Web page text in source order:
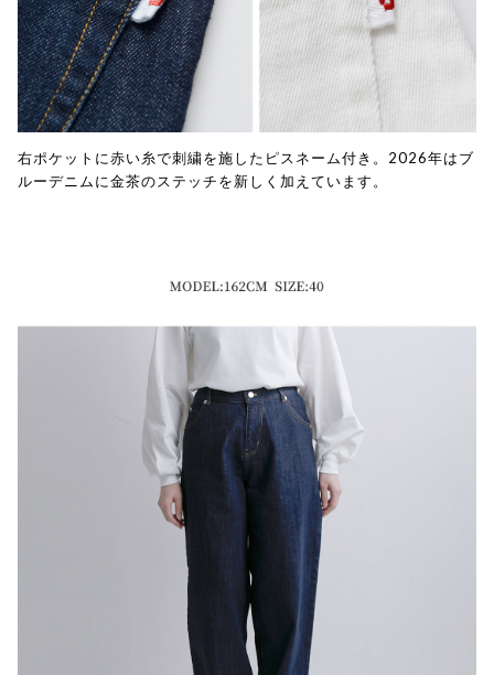
右ポケットに赤い糸で刺繍を施したピスネーム付き。2026年はブ
ルーデニムに金茶のステッチを新しく加えています。